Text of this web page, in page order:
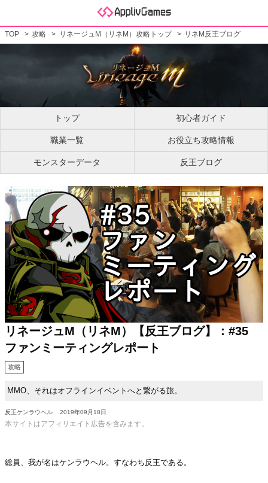
TOP 攻略 リネージュM（リネM）攻略トップ リネM反王ブログ
トップ 初心者ガイド
職業一覧 お役立ち攻略情報
モンスターデータ 反王ブログ
リネージュM（リネM）【反王ブログ】：#35
ファンミーティングレポート
攻略
MMO、それはオフラインイベントへと繋がる旅。
反王ケンラウヘル 2019年09月18日
本サイトはアフィリエイト広告を含みます。
総員、我が名はケンラウヘル。すなわち反王である。